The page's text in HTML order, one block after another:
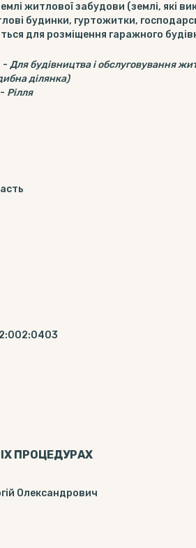
житлової забудови (землі, які
будинки, гуртожитки,
для розміщення гаражного
- Для будівництва і обслуговування
ділянка)
- Рілля
ПРОЦЕДУРАХ
Олександрович